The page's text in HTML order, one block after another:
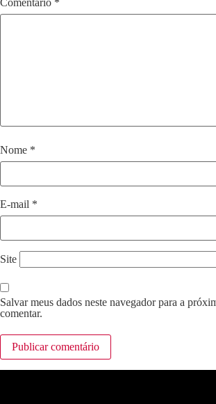
Comentário *
Nome *
E-mail *
Site
Salvar meus dados neste navegador para a
comentar.